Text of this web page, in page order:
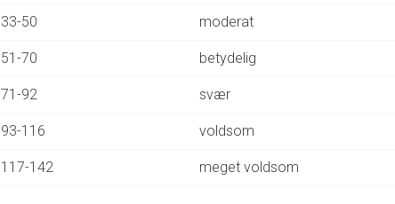
33-50 moderat
51-70 betydelig
71-92 svær
93-116 voldsom
117-142 meget voldsom